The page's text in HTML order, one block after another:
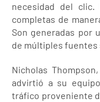
necesidad del clic.
completas de
Son generadas por
de múltiples fuentes
Nicholas
advirtió a su
tráfico proveniente